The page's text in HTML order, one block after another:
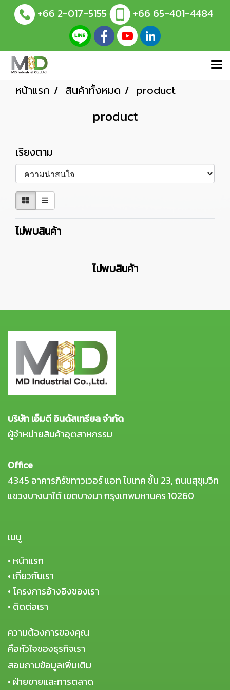
+66 2-017-5155 +66 65-401-4484
หน้าแรก สินค้าทั้งหมด product
product
เรียงตาม
ไม่พบสินค้า
ไม่พบสินค้า
บริษัท เอ็มดี อินดัสเทรียล จำกัด
ผู้จำหน่ายสินค้าอุตสาหกรรม
Office
4345 อาคารภิรัชทาวเวอร์ แอท ไบเทค ชั้น 23, ถนนสุขุมวิท
แขวงบางนาใต้ เขตบางนา กรุงเทพมหานคร 10260
เมนู
• หน้าแรก
• เกี่ยวกับเรา
•โครงการอ้างอิงของเรา
• ติดต่อเรา
ความต้องการของคุณ
คือหัวใจของธุรกิจเรา
สอบถามข้อมูลเพิ่มเติม
• ฝ่ายขายและการตลาด